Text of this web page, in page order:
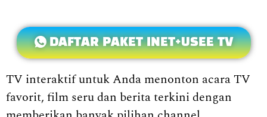
DAFTAR PAKET INET+USEE TV
TV interaktif untuk Anda menonton acara TV
favorit, film seru dan berita terkini dengan